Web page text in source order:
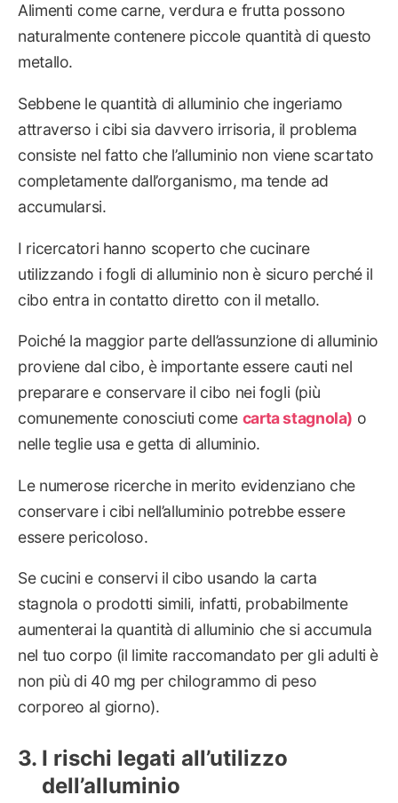
Alimenti come carne, verdura e frutta possono
naturalmente contenere piccole quantità di questo
metallo.
Sebbene le quantità di alluminio che ingeriamo
attraverso i cibi sia davvero irrisoria, il problema
consiste nel fatto che l’alluminio non viene scartato
completamente dall’organismo, ma tende ad
accumularsi.
I ricercatori hanno scoperto che cucinare
utilizzando i fogli di alluminio non è sicuro perché il
cibo entra in contatto diretto con il metallo.
Poiché la maggior parte dell’assunzione di alluminio
proviene dal cibo, è importante essere cauti nel
preparare e conservare il cibo nei fogli (più
comunemente conosciuti come carta stagnola) o
nelle teglie usa e getta di alluminio.
Le numerose ricerche in merito evidenziano che
conservare i cibi nell’alluminio potrebbe essere
essere pericoloso.
Se cucini e conservi il cibo usando la carta
stagnola o prodotti simili, infatti, probabilmente
aumenterai la quantità di alluminio che si accumula
nel tuo corpo (il limite raccomandato per gli adulti è
non più di 40 mg per chilogrammo di peso
corporeo al giorno).
I rischi legati all’utilizzo
dell’alluminio